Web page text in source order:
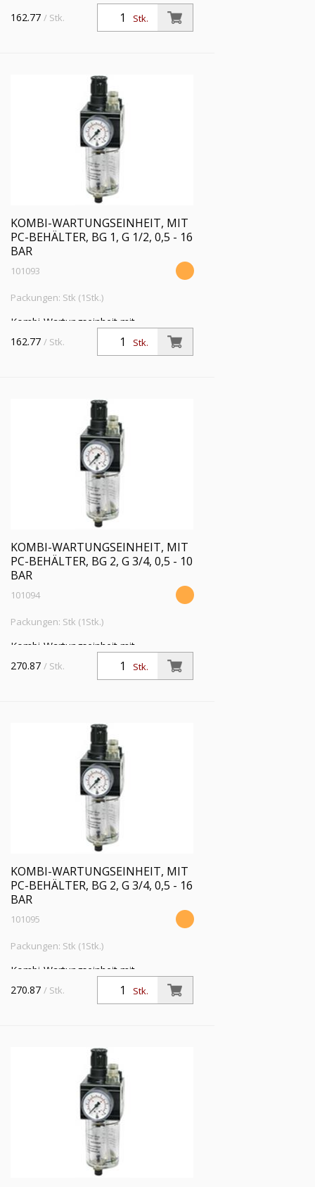
Polycarbonatbehälter und
Handablassventil, BG 1, G 1/2, PE max.
Stk.
162.77 / Stk.
KOMBI-WARTUNGSEINHEIT, MIT
PC-BEHÄLTER, BG 1, G 1/2, 0,5 - 16
BAR
101093
Packungen: Stk (1Stk.)
Kombi-Wartungseinheit mit
Polycarbonatbehälter und
Handablassventil, BG 1, G 1/2, PE max.
Stk.
162.77 / Stk.
KOMBI-WARTUNGSEINHEIT, MIT
PC-BEHÄLTER, BG 2, G 3/4, 0,5 - 10
BAR
101094
Packungen: Stk (1Stk.)
Kombi-Wartungseinheit mit
Polycarbonatbehälter und
Handablassventil, BG 2, G 3/4, PE max.
Stk.
270.87 / Stk.
KOMBI-WARTUNGSEINHEIT, MIT
PC-BEHÄLTER, BG 2, G 3/4, 0,5 - 16
BAR
101095
Packungen: Stk (1Stk.)
Kombi-Wartungseinheit mit
Polycarbonatbehälter und
Handablassventil, BG 2, G 3/4, PE max.
Stk.
270.87 / Stk.